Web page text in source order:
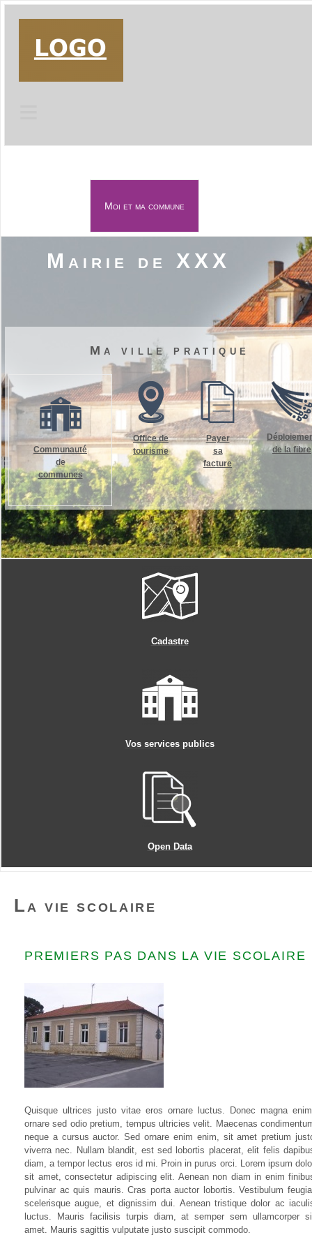
Moi et ma commune
≡
Mairie de XXX
Ma ville pratique
Communauté
de
communes
Office de
tourisme
Payer
sa
facture
de la fibre
Cadastre
Vos services publics
Open Data
La vie scolaire
PREMIERS PAS DANS LA VIE SCOLAIRE
Quisque ultrices justo vitae eros ornare luctus. Donec magna
ornare sed odio pretium, tempus ultricies velit. Maecenas
neque a cursus auctor. Sed ornare enim enim, sit amet pretium
viverra nec. Nullam blandit, est sed lobortis placerat, elit felis
diam, a tempor lectus eros id mi. Proin in purus orci. Lorem ipsum
sit amet, consectetur adipiscing elit. Aenean non diam in enim
pulvinar ac quis mauris. Cras porta auctor lobortis. Vestibulum
scelerisque augue, et dignissim dui. Aenean tristique dolor ac
luctus. Mauris facilisis turpis diam, at semper sem ullamcorper
amet. Mauris sagittis vulputate justo suscipit commodo.